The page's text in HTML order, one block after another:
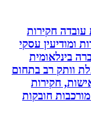
חקירות
עסקי
רב בתחום
חקירות
חובקות